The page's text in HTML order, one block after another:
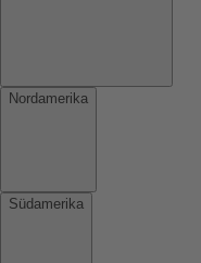
Nordamerika
Südamerika